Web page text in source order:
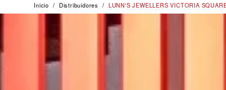
Inicio Distribuidores ‭LUNN'S JEWELLERS VICTORIA